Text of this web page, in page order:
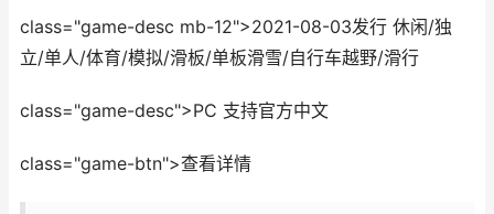
class="game-desc mb-12">2021-08-03发行 休闲/独
立/单人/体育/模拟/滑板/单板滑雪/自行车越野/滑行
class="game-desc">PC 支持官方中文
class="game-btn">查看详情